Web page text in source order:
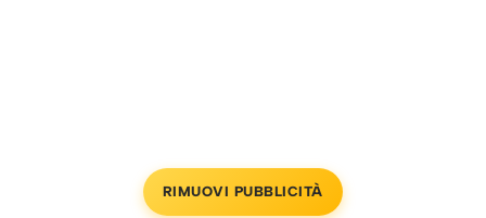
RIMUOVI PUBBLICITÀ